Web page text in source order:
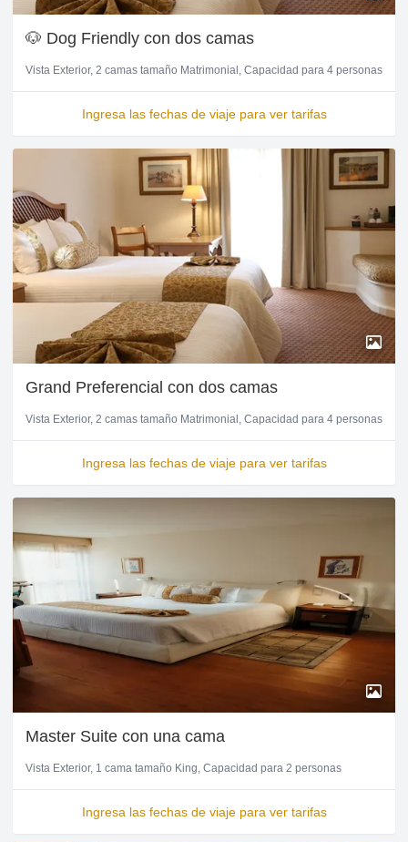
🐶 Dog Friendly con dos camas
Vista Exterior 2 camas tamaño Matrimonial Capacidad para 4 personas
Ingresa las fechas de viaje para ver tarifas
Grand Preferencial con dos camas
Vista Exterior 2 camas tamaño Matrimonial Capacidad para 4 personas
Ingresa las fechas de viaje para ver tarifas
Master Suite con una cama
Vista Exterior 1 cama tamaño King Capacidad para 2 personas
Ingresa las fechas de viaje para ver tarifas